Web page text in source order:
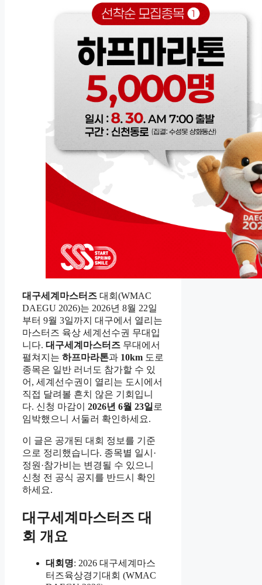
대구세계마스터즈 대회(WMAC
DAEGU 2026)는 2026년 8월 22일
부터 9월 3일까지 대구에서 열리는
마스터즈 육상 세계선수권 무대입
니다. 대구세계마스터즈 무대에서
펼쳐지는 하프마라톤과 10km 도로
종목은 일반 러너도 참가할 수 있
어, 세계선수권이 열리는 도시에서
직접 달려볼 흔치 않은 기회입니
다. 신청 마감이 2026년 6월 23일 로
임박했으니 서둘러 확인하세요.
이 글은 공개된 대회 정보를 기준
으로 정리했습니다. 종목별 일시·
정원·참가비는 변경될 수 있으니
신청 전 공식 공지를 반드시 확인
하세요.
대구세계마스터즈 대
회 개요
대회명: 2026 대구세계마스
터즈육상경기대회 (WMAC